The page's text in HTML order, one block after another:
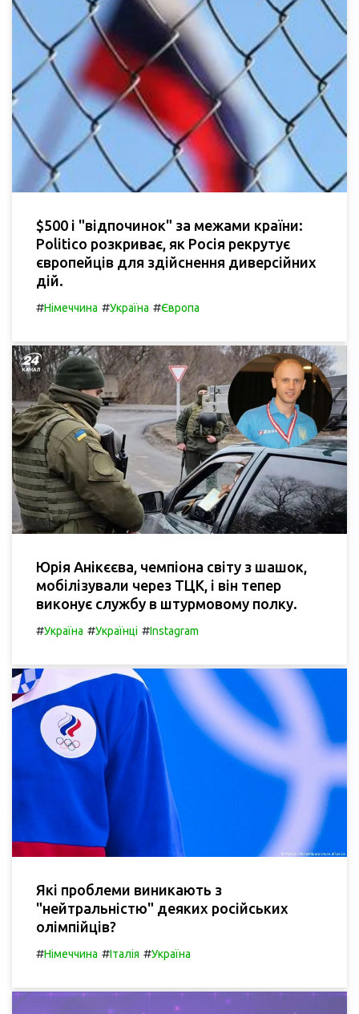
$500 і "відпочинок" за межами країни:
Politico розкриває, як Росія рекрутує
європейців для здійснення диверсійних
дій.
#Німеччина #Україна #Європа
Юрія Анікєєва, чемпіона світу з шашок,
мобілізували через ТЦК, і він тепер
виконує службу в штурмовому полку.
#Україна #Українці #Instagram
Які проблеми виникають з
"нейтральністю" деяких російських
олімпійців?
#Німеччина #Італія #Україна